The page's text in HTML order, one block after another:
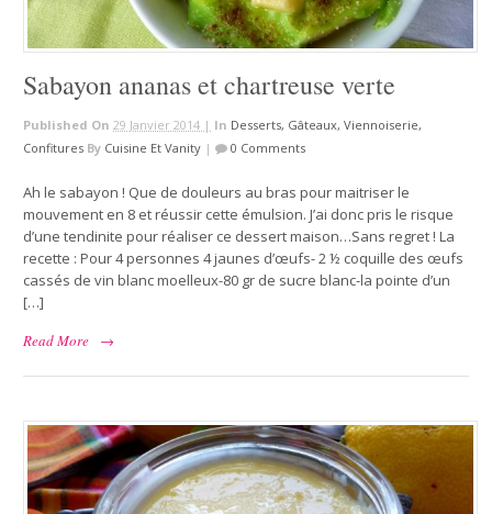
Sabayon ananas et chartreuse verte
Published On 29 Janvier 2014 | In Desserts, Gâteaux, Viennoiserie,
Confitures By Cuisine Et Vanity | 0 Comments
Ah le sabayon ! Que de douleurs au bras pour maitriser le
mouvement en 8 et réussir cette émulsion. J’ai donc pris le risque
d’une tendinite pour réaliser ce dessert maison…Sans regret ! La
recette : Pour 4 personnes 4 jaunes d’œufs- 2 ½ coquille des œufs
cassés de vin blanc moelleux-80 gr de sucre blanc-la pointe d’un
[…]
Read More
→